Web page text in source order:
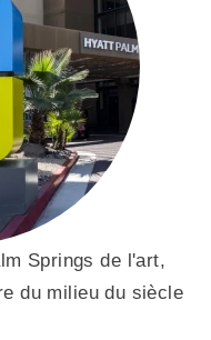
Springs de l'art,
du milieu du siècle